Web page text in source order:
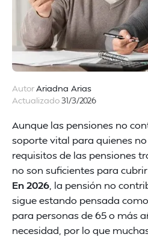
AutorAriadna Arias
Actualizado31/3/2026
Aunque las pensiones no
soporte vital para quienes
requisitos de las pensiones
no son suficientes para
En 2026 , la pensión no
sigue estando pensada
para personas de 65 o más
necesidad, por lo que